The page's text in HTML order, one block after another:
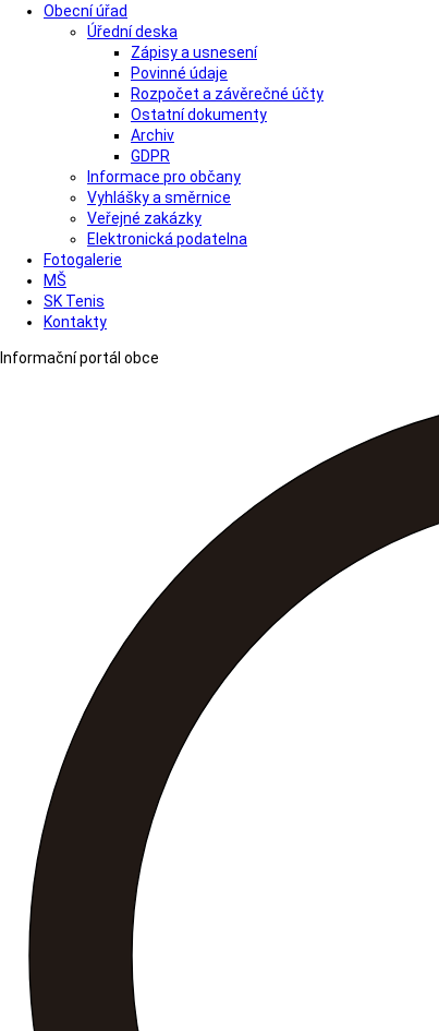
Obecní úřad
Úřední deska
Zápisy a usnesení
Povinné údaje
Rozpočet a závěrečné účty
Ostatní dokumenty
Archiv
GDPR
Informace pro občany
Vyhlášky a směrnice
Veřejné zakázky
Elektronická podatelna
Fotogalerie
MŠ
SK Tenis
Kontakty
Informační portál obce